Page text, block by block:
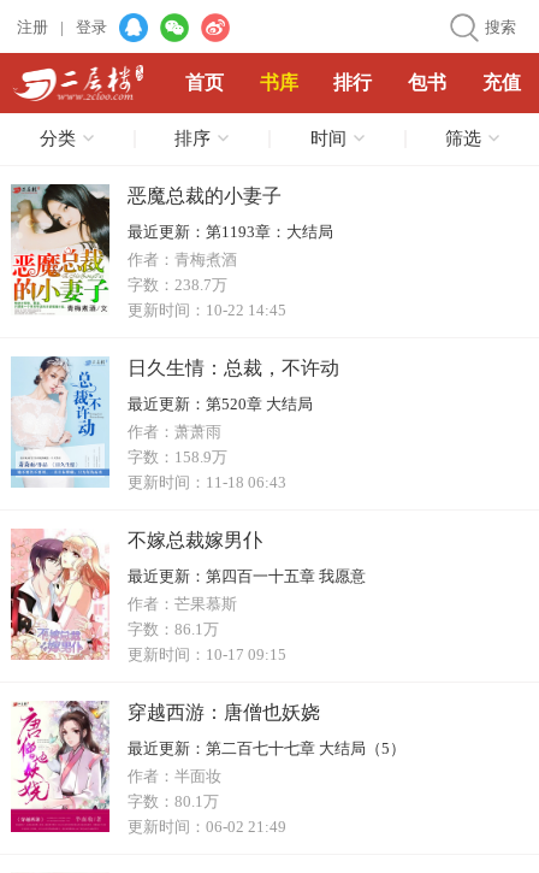
注册 | 登录 搜索
首页 书库 排行 包书 充值
分类 排序 时间 筛选
恶魔总裁的小妻子
最近更新： 第1193章：大结局
作者： 青梅煮酒
字数： 238.7万
更新时间： 10-22 14:45
日久生情：总裁，不许动
最近更新：
第520章 大结局
作者： 萧萧雨
字数： 158.9万
更新时间： 11-18 06:43
不嫁总裁嫁男仆
最近更新： 第四百一十五章 我愿意
作者： 芒果慕斯
字数： 86.1万
更新时间： 10-17 09:15
穿越西游：唐僧也妖娆
最近更新： 第二百七十七章 大结局（5）
作者： 半面妆
字数： 80.1万
更新时间： 06-02 21:49